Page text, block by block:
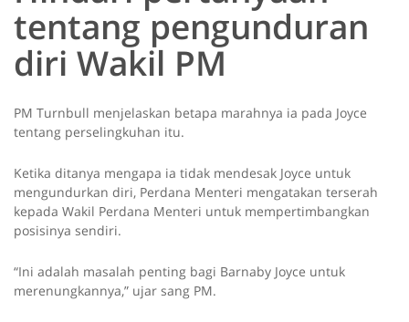
tentang pengunduran
diri Wakil PM
PM Turnbull menjelaskan betapa marahnya ia pada Joyce
tentang perselingkuhan itu.
Ketika ditanya mengapa ia tidak mendesak Joyce untuk
mengundurkan diri, Perdana Menteri mengatakan terserah
kepada Wakil Perdana Menteri untuk mempertimbangkan
posisinya sendiri.
“Ini adalah masalah penting bagi Barnaby Joyce untuk
merenungkannya,” ujar sang PM.